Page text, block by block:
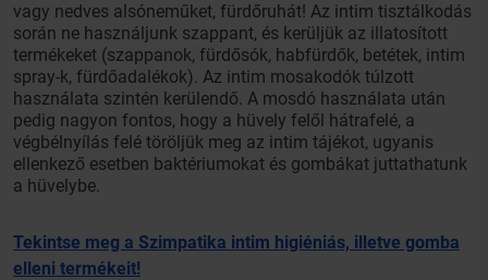
vagy nedves alsóneműket, fürdőruhát! Az intim tisztálkodás
során ne használjunk szappant, és kerüljük az illatosított
termékeket (szappanok, fürdősók, habfürdők, betétek, intim
spray-k, fürdőadalékok). Az intim mosakodók túlzott
használata szintén kerülendő. A mosdó használata után
pedig nagyon fontos, hogy a hüvely felől hátrafelé, a
végbélnyílás felé töröljük meg az intim tájékot, ugyanis
ellenkező esetben baktériumokat és gombákat juttathatunk
a hüvelybe.
Tekintse meg a Szimpatika intim higiéniás, illetve gomba
elleni termékeit!